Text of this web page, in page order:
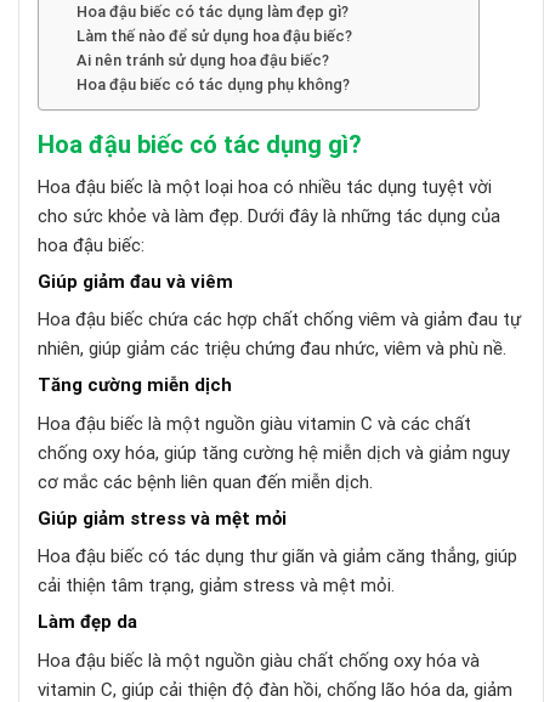
Hoa đậu biếc có tác dụng làm đẹp gì?
Làm thế nào để sử dụng hoa đậu biếc?
Ai nên tránh sử dụng hoa đậu biếc?
Hoa đậu biếc có tác dụng phụ không?
Hoa đậu biếc có tác dụng gì?
Hoa đậu biếc là một loại hoa có nhiều tác dụng tuyệt vời
cho sức khỏe và làm đẹp. Dưới đây là những tác dụng của
hoa đậu biếc:
Giúp giảm đau và viêm
Hoa đậu biếc chứa các hợp chất chống viêm và giảm đau tự
nhiên, giúp giảm các triệu chứng đau nhức, viêm và phù nề.
Tăng cường miễn dịch
Hoa đậu biếc là một nguồn giàu vitamin C và các chất
chống oxy hóa, giúp tăng cường hệ miễn dịch và giảm nguy
cơ mắc các bệnh liên quan đến miễn dịch.
Giúp giảm stress và mệt mỏi
Hoa đậu biếc có tác dụng thư giãn và giảm căng thẳng, giúp
cải thiện tâm trạng, giảm stress và mệt mỏi.
Làm đẹp da
Hoa đậu biếc là một nguồn giàu chất chống oxy hóa và
vitamin C, giúp cải thiện độ đàn hồi, chống lão hóa da, giảm